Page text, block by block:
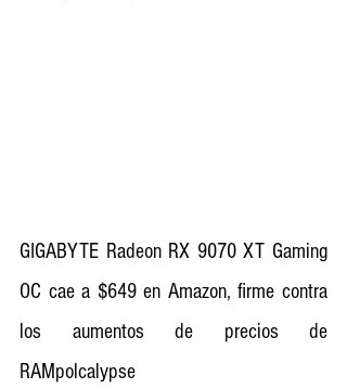
GIGABYTE Radeon RX 9070 XT Gaming
OC cae a $649 en Amazon, firme contra
los aumentos de precios de
RAMpolcalypse